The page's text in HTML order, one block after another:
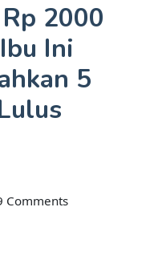
2000
Ini
5
Comments